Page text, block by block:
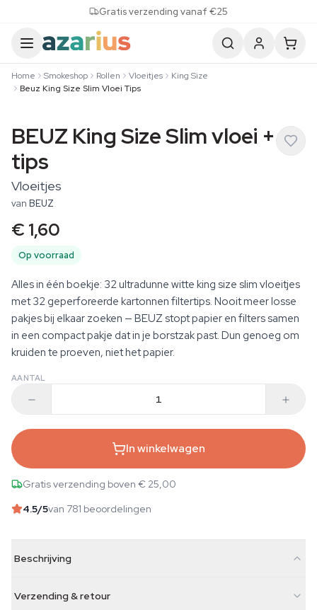
Gratis verzending vanaf €25
Home Smokeshop Rollen Vloeitjes
King Size
Beuz King Size Slim Vloei Tips
BEUZ King Size Slim vloei +
tips
Vloeitjes
van BEUZ
€ 1,60
Op voorraad
Alles in één boekje: 32 ultradunne witte king size slim vloeitjes
met 32 geperforeerde kartonnen filtertips. Nooit meer losse
pakjes bij elkaar zoeken — BEUZ stopt papier en filters samen
in een compact pakje dat in je borstzak past. Dun genoeg om
kruiden te proeven, niet het papier.
AANTAL
In winkelwagen
Gratis verzending boven € 25,00
4.5/5van 781 beoordelingen
Beschrijving
Verzending & retour